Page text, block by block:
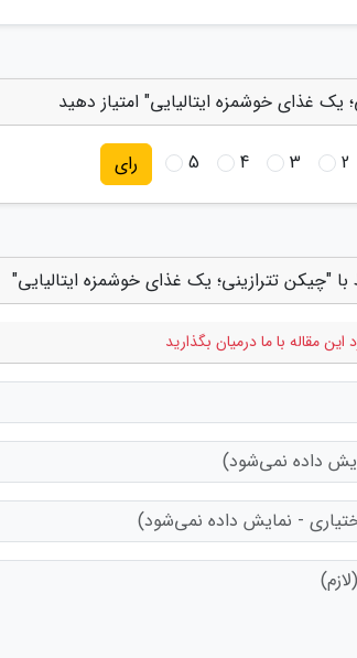
یک غذای خوشمزه ایتالیایی" امتیاز دهید
2
3
4
5 رای
"چیکن تترازینی؛ یک غذای خوشمزه ایتالیایی"
مقاله با ما درمیان بگذارید